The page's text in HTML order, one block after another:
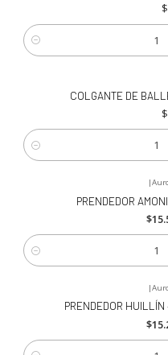
Cantidad
COLGANTE DE
Cantidad
|
PRENDEDOR
Cantidad
OFF
|
PRENDEDOR